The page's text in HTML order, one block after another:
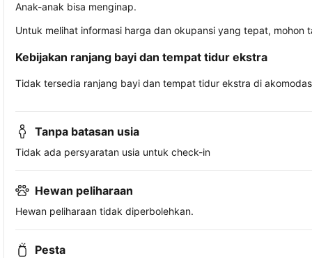
Anak-anak bisa menginap.
Untuk melihat informasi harga dan okupansi yang tepat,
Kebijakan ranjang bayi dan tempat tidur ekstra
Tidak tersedia ranjang bayi dan tempat tidur ekstra di
Tanpa batasan usia
Tidak ada persyaratan usia untuk check-in
Hewan peliharaan
Hewan peliharaan tidak diperbolehkan.
Pesta